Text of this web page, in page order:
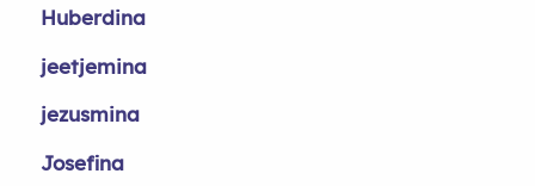
Huberdina
jeetjemina
jezusmina
Josefina